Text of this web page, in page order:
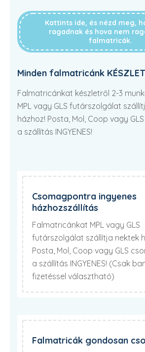
Kattints ide, és nézd meg,
ragadnak és hova nem
falmatricák.
Minden falmatricánk
Falmatricánkat készletről 2-3
MPL vagy GLS futárszolgálat
házhoz! Posta, Mol, Coop vagy
a szállítás INGYENES!
Csomagpontra ingyenes
házhozszállítás
Falmatricánkat MPL vagy GLS
futárszolgálat szállítja nektek
Posta, Mol, Coop vagy GLS
a szállítás INGYENES! (Csak
fizetéssel választható)
Falmatricák gondosan